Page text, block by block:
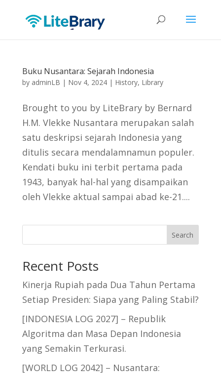
Buku Nusantara: Sejarah Indonesia
by adminLB | Nov 4, 2024| History, Library
Brought to you by LiteBrary by Bernard
H.M. Vlekke Nusantara merupakan salah
satu deskripsi sejarah Indonesia yang
ditulis secara mendalamnamun populer.
Kendati buku ini terbit pertama pada
1943, banyak hal-hal yang disampaikan
oleh Vlekke aktual sampai abad ke-21....
Search
Recent Posts
Kinerja Rupiah pada Dua Tahun Pertama
Setiap Presiden: Siapa yang Paling Stabil?
[INDONESIA LOG 2027] – Republik
Algoritma dan Masa Depan Indonesia
yang Semakin Terkurasi.
[WORLD LOG 2042] – Nusantara: